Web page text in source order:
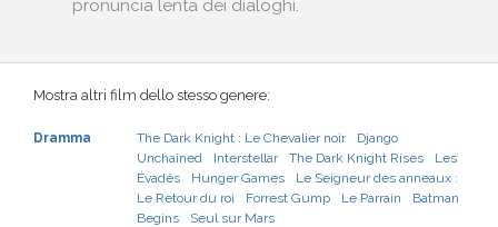
pronuncia lenta dei dialoghi.
Mostra altri film dello stesso genere:
Dramma The Dark Knight : Le Chevalier noir
Django
Unchained
Interstellar The Dark Knight Rises
Les
Évadés
Hunger Games
Le Seigneur des anneaux :
Le Retour du roi
Forrest Gump Le Parrain
Batman
Begins
Seul sur Mars